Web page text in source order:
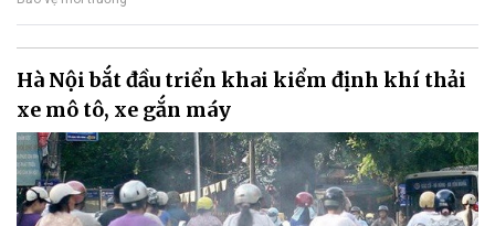
Hà Nội bắt đầu triển khai kiểm định khí thải
xe mô tô, xe gắn máy